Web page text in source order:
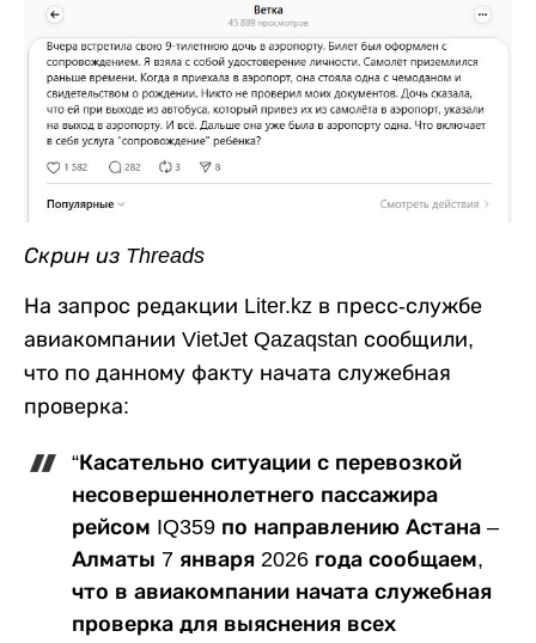
Скрин из Threads
На запрос редакции Liter.kz в пресс-службе
авиакомпании VietJet Qazaqstan сообщили,
что по данному факту начата служебная
проверка:
“Касательно ситуации с перевозкой
несовершеннолетнего пассажира
рейсом IQ359 по направлению Астана –
Алматы 7 января 2026 года сообщаем,
что в авиакомпании начата служебная
проверка для выяснения всех